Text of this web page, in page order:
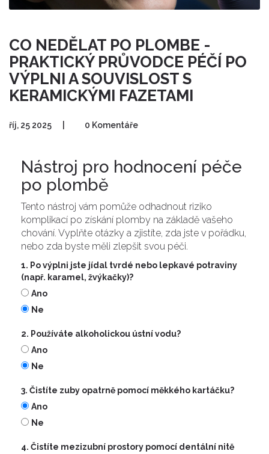
CO NEDĚLAT PO PLOMBE -
PRAKTICKÝ PRŮVODCE PÉČÍ PO
VÝPLNI A SOUVISLOST S
KERAMICKÝMI FAZETAMI
říj, 25 2025 0 Komentáře
Nástroj pro hodnocení péče
po plombě
Tento nástroj vám pomůže odhadnout riziko
komplikací po získání plomby na základě vašeho
chování. Vyplňte otázky a zjistíte, zda jste v pořádku,
nebo zda byste měli zlepšit svou péči.
1. Po výplni jste jídal tvrdé nebo lepkavé potraviny
(např. karamel, žvýkačky)?
Ano
Ne
2. Používáte alkoholickou ústní vodu?
Ano
Ne
3. Čistíte zuby opatrně pomocí měkkého kartáčku?
Ano
Ne
4. Čistíte mezizubní prostory pomocí dentální nitě